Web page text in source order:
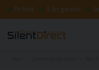
Fri frakt 5 års garanti